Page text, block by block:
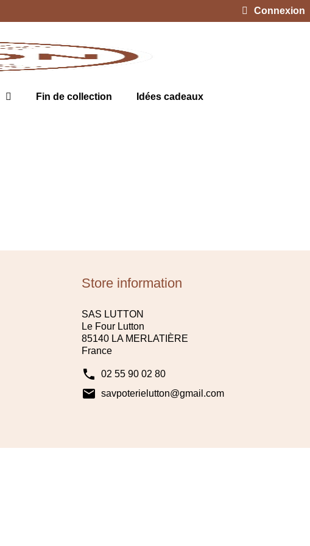
Connexion
Fin de collection Idées cadeaux
Store information
SAS LUTTON
Le Four Lutton
85140 LA MERLATIÈRE
France
phone 02 55 90 02 80
mail savpoterielutton@gmail.com